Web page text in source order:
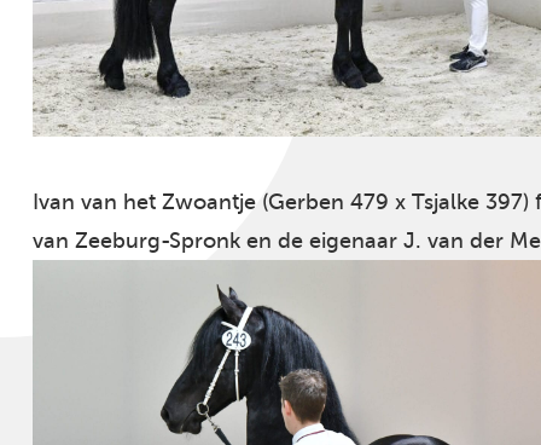
Ivan van het Zwoantje (Gerben 479 x Tsjalke 397)
van Zeeburg-Spronk en de eigenaar J. van der